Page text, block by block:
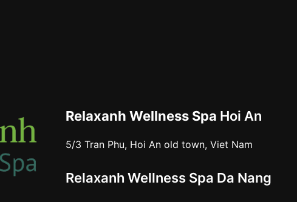
Relaxanh Wellness Spa Hoi An
5/3 Tran Phu, Hoi An old town, Viet Nam
Relaxanh Wellness Spa Da Nang